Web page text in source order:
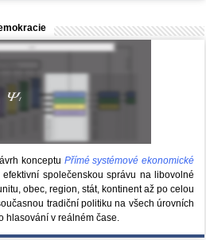
konceptu Přímé systémové ekonomické
společenskou správu na libovolné
obec, region, stát, kontinent až po celou
tradiční politiku na všech úrovních
hlasování v reálném čase.